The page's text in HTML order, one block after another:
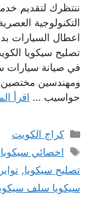
ننتظرك لتقديم
التكنولوجية
اعطال السيارات
تصليح سيكويا
في صيانة سيارات
ومهندسين
حواسيب …
اقرأ
التصنيفات
كراج الكويت
الوسوم
اخصائي سيكويا
تصليح سيكويا,
سيكويا سلف